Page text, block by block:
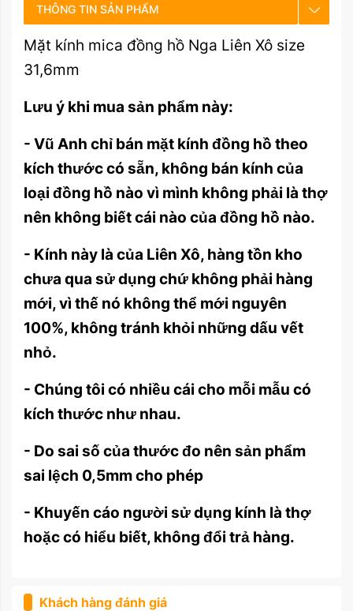
THÔNG TIN SẢN PHẨM
CHẾ ĐỘ BẢO HÀNH
Mặt kính mica đồng hồ Nga Liên Xô size
31,6mm
Lưu ý khi mua sản phẩm này:
- Vũ Anh chỉ bán mặt kính đồng hồ theo
kích thước có sẵn, không bán kính của
loại đồng hồ nào vì mình không phải là thợ
nên không biết cái nào của đồng hồ nào.
- Kính này là của Liên Xô, hàng tồn kho
chưa qua sử dụng chứ không phải hàng
mới, vì thế nó không thể mới nguyên
100%, không tránh khỏi những dấu vết
nhỏ.
- Chúng tôi có nhiều cái cho mỗi mẫu có
kích thước như nhau.
- Do sai số của thước đo nên sản phẩm
sai lệch 0,5mm cho phép
- Khuyến cáo người sử dụng kính là thợ
hoặc có hiểu biết, không đổi trả hàng.
Khách hàng đánh giá